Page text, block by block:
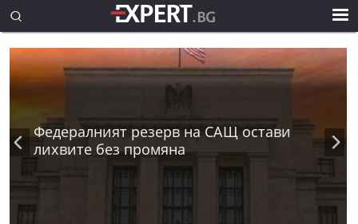
Федералният резерв на САЩ остави
лихвите без промяна